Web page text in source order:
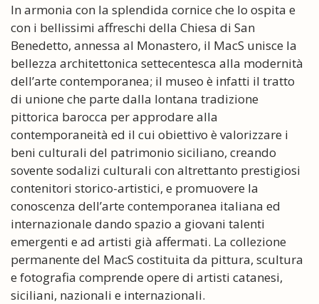
In armonia con la splendida cornice che lo ospita e
con i bellissimi affreschi della Chiesa di San
Benedetto, annessa al Monastero, il MacS unisce la
bellezza architettonica settecentesca alla modernità
dell’arte contemporanea; il museo è infatti il tratto
di unione che parte dalla lontana tradizione
pittorica barocca per approdare alla
contemporaneità ed il cui obiettivo è valorizzare i
beni culturali del patrimonio siciliano, creando
sovente sodalizi culturali con altrettanto prestigiosi
contenitori storico-artistici, e promuovere la
conoscenza dell’arte contemporanea italiana ed
internazionale dando spazio a giovani talenti
emergenti e ad artisti già affermati. La collezione
permanente del MacS costituita da pittura, scultura
e fotografia comprende opere di artisti catanesi,
siciliani, nazionali e internazionali.